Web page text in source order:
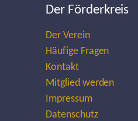
Der Förderkreis
Der Verein
Häufige Fragen
Kontakt
Mitglied werden
Impressum
Datenschutz